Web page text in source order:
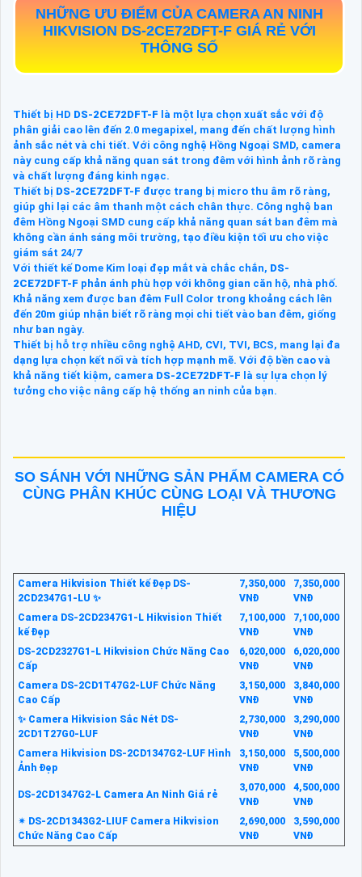
NHỮNG ƯU ĐIỂM CỦA CAMERA AN NINH
HIKVISION DS-2CE72DFT-F GIÁ RẺ VỚI
THÔNG SỐ
Thiết bị HD DS-2CE72DFT-F là một lựa chọn xuất sắc với độ
phân giải cao lên đến 2.0 megapixel, mang đến chất lượng hình
ảnh sắc nét và chi tiết. Với công nghệ Hồng Ngoại SMD, camera
này cung cấp khả năng quan sát trong đêm với hình ảnh rõ ràng
và chất lượng đáng kinh ngạc.
Thiết bị DS-2CE72DFT-F được trang bị micro thu âm rõ ràng,
giúp ghi lại các âm thanh một cách chân thực. Công nghệ ban
đêm Hồng Ngoại SMD cung cấp khả năng quan sát ban đêm mà
không cần ánh sáng môi trường, tạo điều kiện tối ưu cho việc
giám sát 24/7
Với thiết kế Dome Kim loại đẹp mắt và chắc chắn, DS-
2CE72DFT-F phản ánh phù hợp với không gian căn hộ, nhà phố.
Khả năng xem được ban đêm Full Color trong khoảng cách lên
đến 20m giúp nhận biết rõ ràng mọi chi tiết vào ban đêm, giống
như ban ngày.
Thiết bị hỗ trợ nhiều công nghệ AHD, CVI, TVI, BCS, mang lại đa
dạng lựa chọn kết nối và tích hợp mạnh mẽ. Với độ bền cao và
khả năng tiết kiệm, camera DS-2CE72DFT-F là sự lựa chọn lý
tưởng cho việc nâng cấp hệ thống an ninh của bạn.
SO SÁNH VỚI NHỮNG SẢN PHẨM CAMERA CÓ
CÙNG PHÂN KHÚC CÙNG LOẠI VÀ THƯƠNG
HIỆU
Camera Hikvision Thiết kế Đẹp DS-
2CD2347G1-LU ✨
7,350,000
VNĐ
7,350,000
VNĐ
Camera DS-2CD2347G1-L Hikvision Thiết
kế Đẹp
7,100,000
VNĐ
7,100,000
VNĐ
DS-2CD2327G1-L Hikvision Chức Năng Cao
Cấp
6,020,000
VNĐ
6,020,000
VNĐ
Camera DS-2CD1T47G2-LUF Chức Năng
Cao Cấp
3,150,000
VNĐ
3,840,000
VNĐ
✨ Camera Hikvision Sắc Nét DS-
2CD1T27G0-LUF
2,730,000
VNĐ
3,290,000
VNĐ
Camera Hikvision DS-2CD1347G2-LUF Hình
Ảnh Đẹp
3,150,000
VNĐ
5,500,000
VNĐ
DS-2CD1347G2-L Camera An Ninh Giá rẻ
3,070,000
VNĐ
4,500,000
VNĐ
✴ DS-2CD1343G2-LIUF Camera Hikvision
Chức Năng Cao Cấp
2,690,000
VNĐ
3,590,000
VNĐ